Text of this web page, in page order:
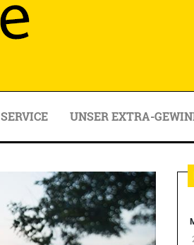
SERVICE UNSER EXTRA-